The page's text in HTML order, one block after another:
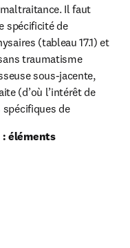
Il faut
spécificité de
(tableau 17.1) et
traumatisme
sous-jacente,
(d’où l’intérêt de
de
éléments